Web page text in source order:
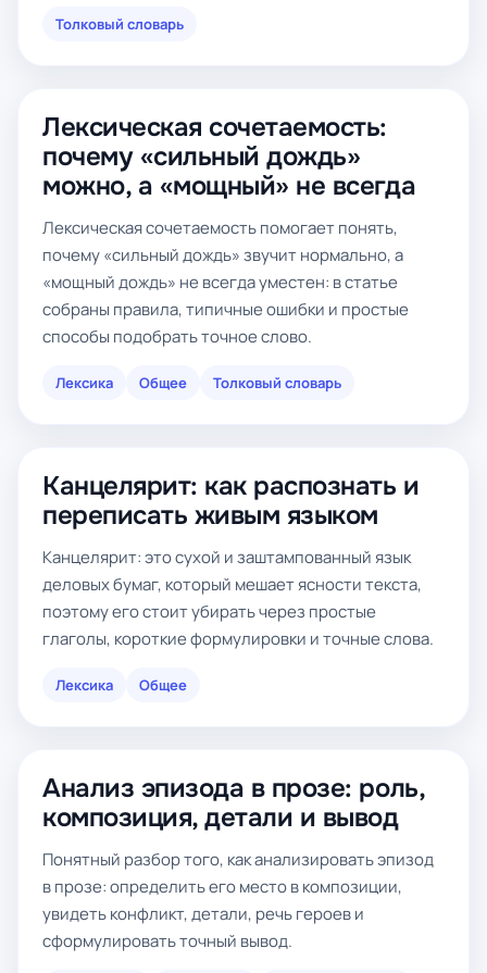
Толковый словарь
Лексическая сочетаемость:
почему «сильный дождь»
можно, а «мощный» не всегда
Лексическая сочетаемость помогает понять,
почему «сильный дождь» звучит нормально, а
«мощный дождь» не всегда уместен: в статье
собраны правила, типичные ошибки и простые
способы подобрать точное слово.
Лексика Общее Толковый словарь
Канцелярит: как распознать и
переписать живым языком
Канцелярит: это сухой и заштампованный язык
деловых бумаг, который мешает ясности текста,
поэтому его стоит убирать через простые
глаголы, короткие формулировки и точные слова.
Лексика Общее
Анализ эпизода в прозе: роль,
композиция, детали и вывод
Понятный разбор того, как анализировать эпизод
в прозе: определить его место в композиции,
увидеть конфликт, детали, речь героев и
сформулировать точный вывод.